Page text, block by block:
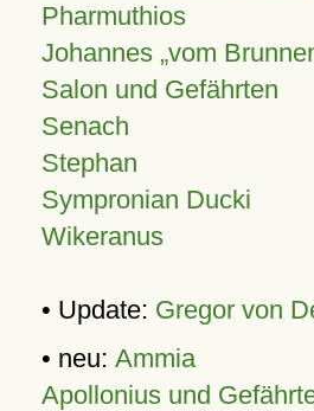
Pharmuthios
Johannes vom
Salon und Gefährten
Senach
Stephan
Sympronian Ducki
Wikeranus
• Update: Gregor von
• neu: Ammia
Apollonius und